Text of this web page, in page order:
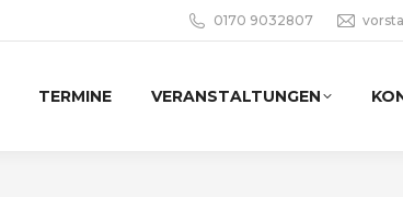
0170 9032807
TERMINE VERANSTALTUNGEN